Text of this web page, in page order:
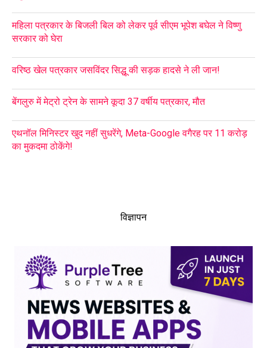
महिला पत्रकार के बिजली बिल को लेकर पूर्व सीएम भूपेश बघेल ने विष्णु
सरकार को घेरा
वरिष्ठ खेल पत्रकार जसविंदर सिद्धू की सड़क हादसे ने ली जान!
बेंगलुरु में मेट्रो ट्रेन के सामने कूदा 37 वर्षीय पत्रकार, मौत
एथनॉल मिनिस्टर खुद नहीं सुधरेंगे, Meta-Google वगैरह पर 11 करोड़
का मुकदमा ठोकेंगे!
विज्ञापन